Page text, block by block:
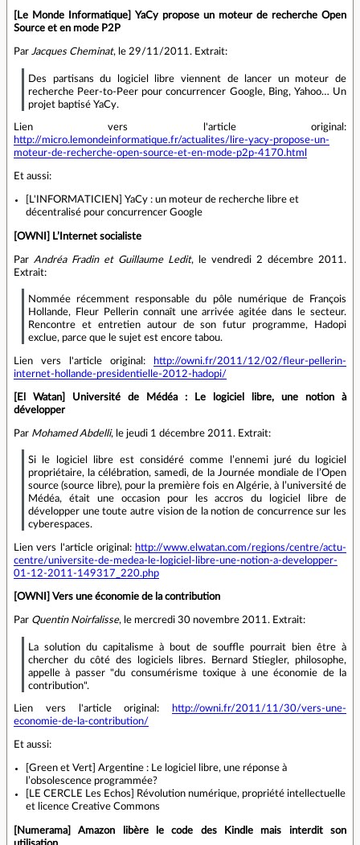
[Le Monde Informatique] YaCy propose un moteur de recherche Open
Source et en mode P2P
Par Jacques Cheminat, le 29/11/2011. Extrait:
Des partisans du logiciel libre viennent de lancer un moteur de
recherche Peer-to-Peer pour concurrencer Google, Bing, Yahoo… Un
projet baptisé YaCy.
Lien vers l'article original:
http://micro.lemondeinformatique.fr/actualites/lire-yacy-propose-un-
moteur-de-recherche-open-source-et-en-mode-p2p-4170.html
Et aussi:
[L'INFORMATICIEN] YaCy : un moteur de recherche libre et
décentralisé pour concurrencer Google
[OWNI] L’Internet socialiste
Par Andréa Fradin et Guillaume Ledit, le vendredi 2 décembre 2011.
Extrait:
Nommée récemment responsable du pôle numérique de François
Hollande, Fleur Pellerin connaît une arrivée agitée dans le secteur.
Rencontre et entretien autour de son futur programme, Hadopi
exclue, parce que le sujet est encore tabou.
Lien vers l'article original:
http://owni.fr/2011/12/02/fleur-pellerin-
internet-hollande-presidentielle-2012-hadopi/
[El Watan] Université de Médéa : Le logiciel libre, une notion à
développer
Par Mohamed Abdelli, le jeudi 1 décembre 2011. Extrait:
Si le logiciel libre est considéré comme l’ennemi juré du logiciel
propriétaire, la célébration, samedi, de la Journée mondiale de l’Open
source (source libre), pour la première fois en Algérie, à l’université de
Médéa, était une occasion pour les accros du logiciel libre de
développer une toute autre vision de la notion de concurrence sur les
cyberespaces.
Lien vers l'article original: http://www.elwatan.com/regions/centre/actu-
centre/universite-de-medea-le-logiciel-libre-une-notion-a-developper-
01-12-2011-149317_220.php
[OWNI] Vers une économie de la contribution
Par Quentin Noirfalisse, le mercredi 30 novembre 2011. Extrait:
La solution du capitalisme à bout de souffle pourrait bien être à
chercher du côté des logiciels libres. Bernard Stiegler, philosophe,
appelle à passer "du consumérisme toxique à une économie de la
contribution".
Lien vers l'article original:
http://owni.fr/2011/11/30/vers-une-
economie-de-la-contribution/
Et aussi:
[Green et Vert] Argentine : Le logiciel libre, une réponse à
l’obsolescence programmée?
[LE CERCLE Les Echos] Révolution numérique, propriété intellectuelle
et licence Creative Commons
[Numerama] Amazon libère le code des Kindle mais interdit son